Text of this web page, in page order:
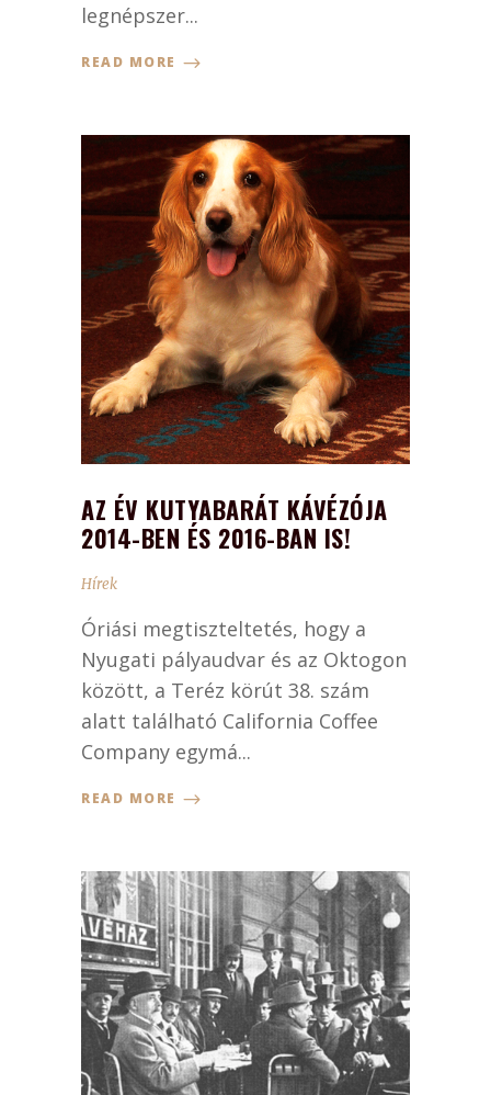
legnépszer...
READ MORE
AZ ÉV KUTYABARÁT KÁVÉZÓJA
2014-BEN ÉS 2016-BAN IS!
Hírek
Óriási megtiszteltetés, hogy a
Nyugati pályaudvar és az Oktogon
között, a Teréz körút 38. szám
alatt található California Coffee
Company egymá...
READ MORE